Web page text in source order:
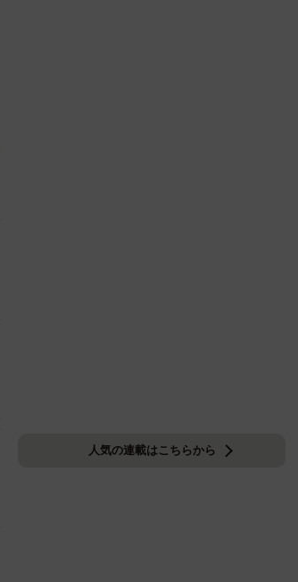
人気の連載はこちらから